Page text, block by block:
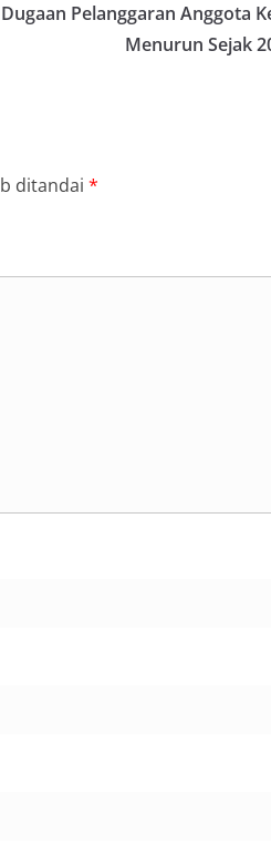
Dugaan Pelanggaran Anggota
Menurun Sejak
ditandai *